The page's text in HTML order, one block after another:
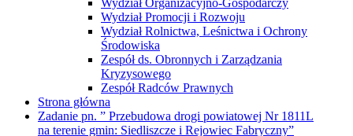
Wydział Promocji i Rozwoju
Wydział Rolnictwa, Leśnictwa i Ochrony
Środowiska
Zespół ds. Obronnych i Zarządzania
Kryzysowego
Zespół Radców Prawnych
Strona główna
Zadanie pn. ” Przebudowa drogi powiatowej Nr 1811L
na terenie gmin: Siedliszcze i Rejowiec Fabryczny”